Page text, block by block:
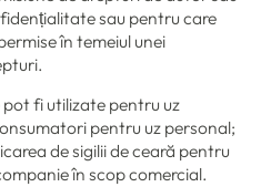
sau pentru care
în temeiul unei
fi utilizate pentru uz
pentru uz personal;
de sigilii de ceară pentru
în scop comercial.